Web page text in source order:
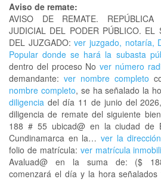
Aviso de remate:
AVISO DE REMATE.
JUDICIAL DEL PODER PÚBLICO. EL
DEL JUZGADO: ver juzgado, notaría,
Popular donde se hará la subasta
dentro del proceso Nover número
demandante: ver nombre completo
nombre completo, se ha señalado la
diligencia del día 11 de junio del
diligencia de remate del siguiente
188 # 55 ubicad@ en la ciudad de
Cundinamarca en la… ver la
folio de matrícula: ver matrícula
Avaluad@ en la suma de: ($
comenzará el día y la hora